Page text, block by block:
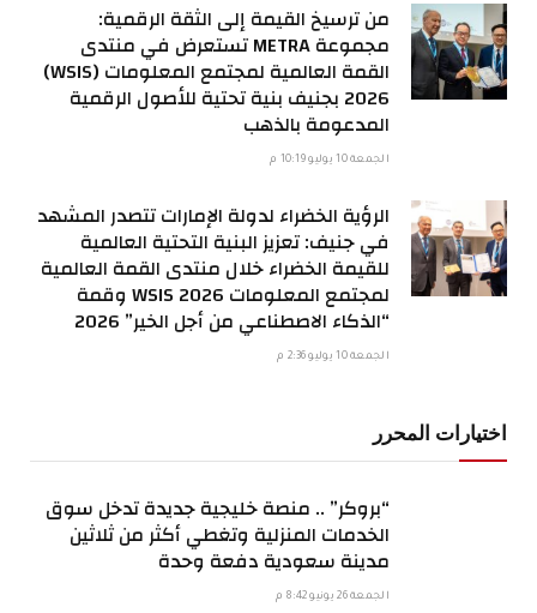
من ترسيخ القيمة إلى الثقة الرقمية:
مجموعة METRA تستعرض في منتدى
القمة العالمية لمجتمع المعلومات (WSIS)
2026 بجنيف بنية تحتية للأصول الرقمية
المدعومة بالذهب
الجمعة 10 يوليو 10:19 م
الرؤية الخضراء لدولة الإمارات تتصدر المشهد
في جنيف: تعزيز البنية التحتية العالمية
للقيمة الخضراء خلال منتدى القمة العالمية
لمجتمع المعلومات WSIS 2026 وقمة
“الذكاء الاصطناعي من أجل الخير” 2026
الجمعة 10 يوليو 2:36 م
اختيارات المحرر
“بروكر” .. منصة خليجية جديدة تدخل سوق
الخدمات المنزلية وتغطي أكثر من ثلاثين
مدينة سعودية دفعة وحدة
الجمعة 26 يونيو 8:42 م